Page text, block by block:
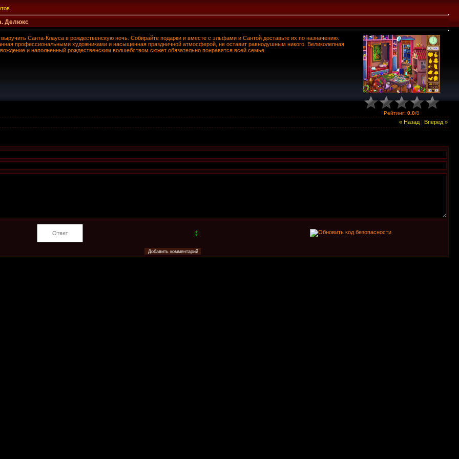
Делюкс
Санта-Клауса в рождественскую ночь. Собирайте подарки и вместе с эльфами и Сантой доставьте их по назначению.
профессиональными художниками и насыщенная праздничной атмосферой, не оставит равнодушным никого. Великолепная
и наполненный рождественским волшебством сюжет обязательно понравятся всей семье.
Рейтинг: 0.0/0
« Назад Вперед »